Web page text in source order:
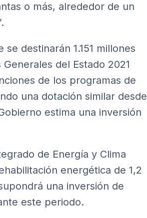
o más, alrededor de un
destinarán 1.151 millones
del Estado 2021
de los programas de
una dotación similar desde
estima una inversión
de Energía y Clima
energética de 1,2
una inversión de
este periodo.